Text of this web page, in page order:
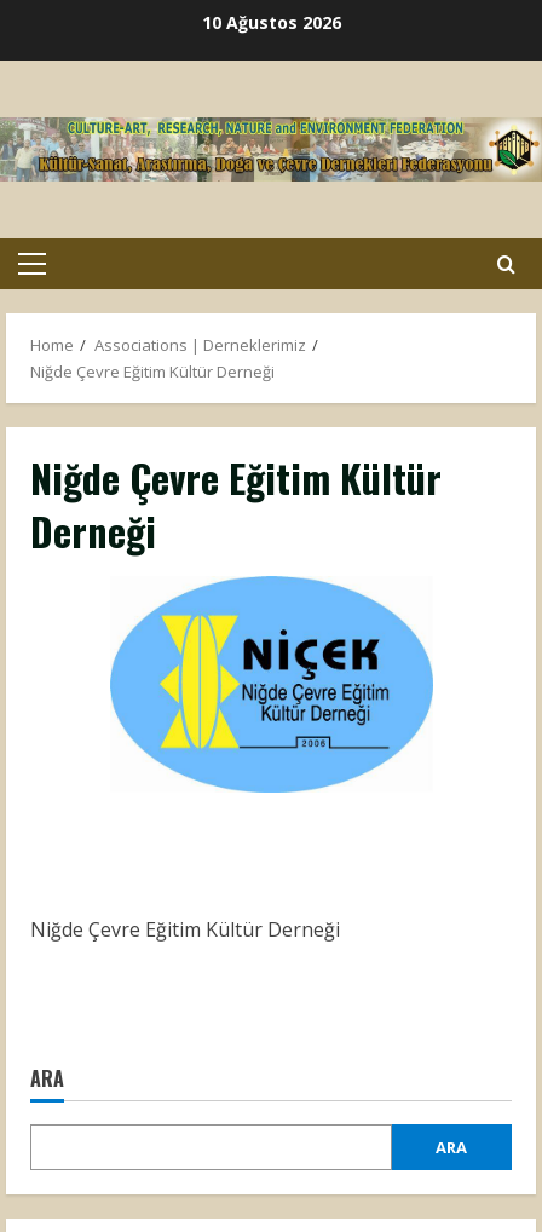
10 Ağustos 2026
Primary
Home
Associations | Derneklerimiz
Niğde Çevre Eğitim Kültür Derneği
Niğde Çevre Eğitim Kültür
Derneği
Niğde Çevre Eğitim Kültür Derneği
ARA
ARA